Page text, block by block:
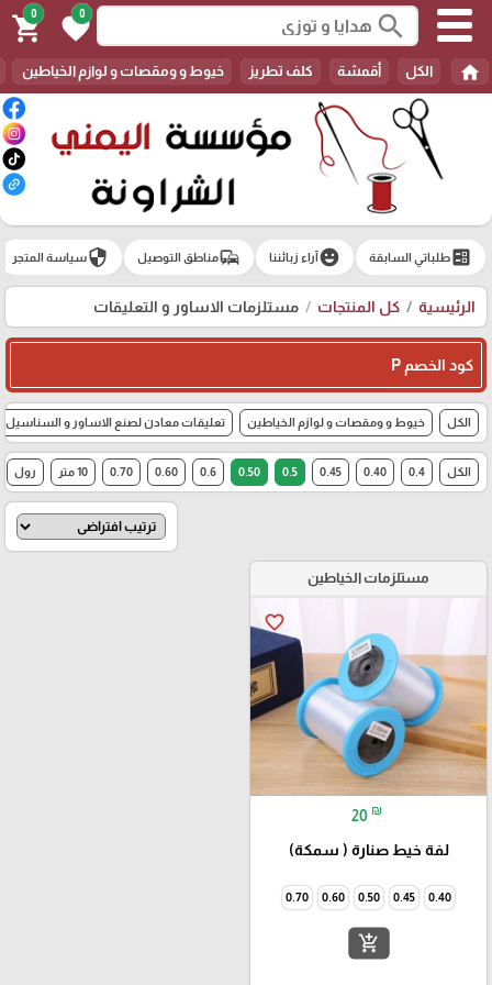
search
0
favorite
0
shopping_cart
home الكل أقمشة كلف تطريز خيوط و ومقصات و لوازم الخياطين
ballotطلباتي السابقة emoji_emotionsآراء زبائننا commuteمناطق التوصيل securityسياسة المتجر
الرئيسية كل المنتجات مستلزمات الاساور و التعليقات
كود الخصم P
الكل خيوط و ومقصات و لوازم الخياطين تعليقات معادن لصنع الاساور و السناسيل
الكل 0.4
0.40
0.45
0.5
0.50
0.6
0.60
0.70 10 متر رول
مستلزمات الخياطين
favorite_border
20 ₪
لفة خيط صنارة ( سمكة)
0.40
0.45
0.50
0.60
0.70
add_shopping_cart